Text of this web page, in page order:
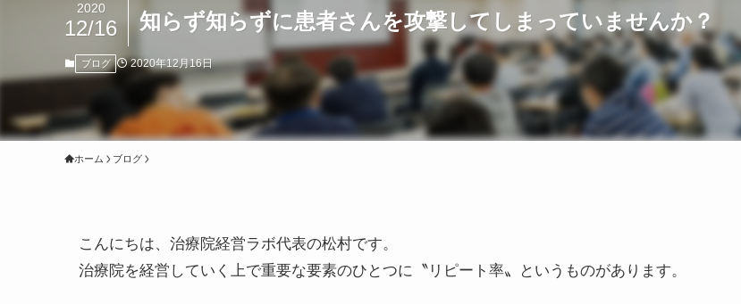
知らず知らずに患者さんを攻撃してしまっていませんか？
2020
12/16
ブログ 2020年12月16日
ホーム ブログ
こんにちは、治療院経営ラボ代表の松村です。
治療院を経営していく上で重要な要素のひとつに〝リピート率〟というものがあります。